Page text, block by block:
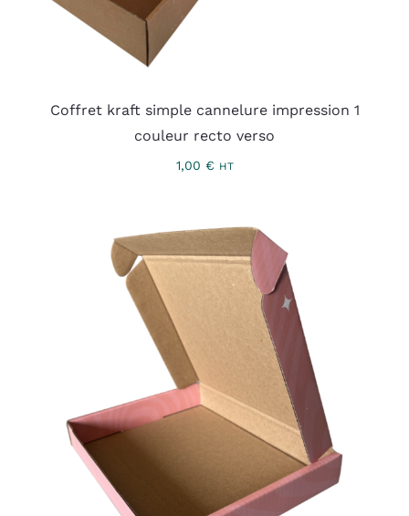
Coffret kraft simple cannelure impression 1
couleur recto verso
1,00 € HT